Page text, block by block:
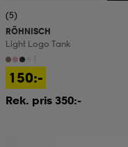
(5)
RÖHNISCH
Light Logo Tank
150:-
Rek. pris 350:-